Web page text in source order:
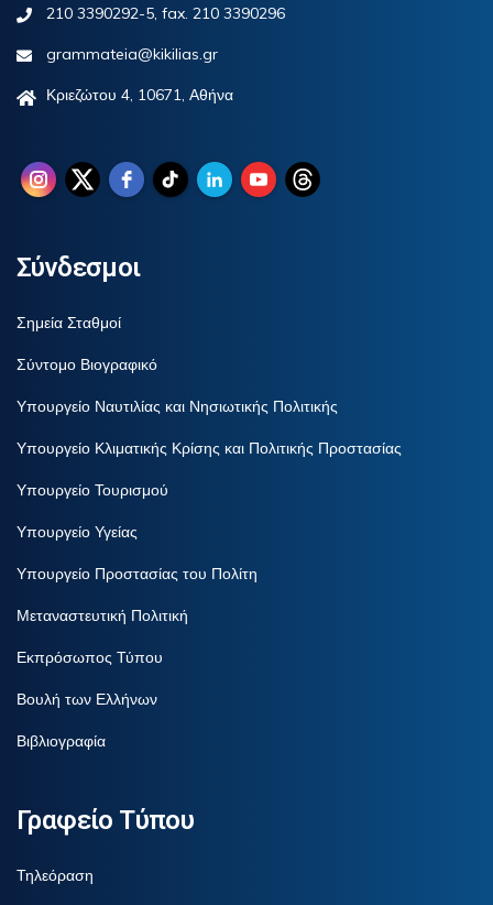
210 3390292-5, fax. 210 3390296
grammateia@kikilias.gr
Κριεζώτου 4, 10671, Αθήνα
Σύνδεσμοι
Σημεία Σταθμοί
Σύντομο Βιογραφικό
Υπουργείο Ναυτιλίας και Νησιωτικής Πολιτικής
Υπουργείο Κλιματικής Κρίσης και Πολιτικής Προστασίας
Υπουργείο Τουρισμού
Υπουργείο Υγείας
Υπουργείο Προστασίας του Πολίτη
Μεταναστευτική Πολιτική
Εκπρόσωπος Τύπου
Βουλή των Ελλήνων
Βιβλιογραφία
Γραφείο Τύπου
Τηλεόραση